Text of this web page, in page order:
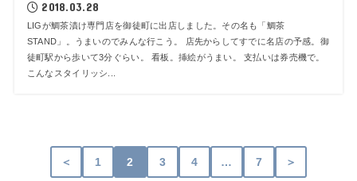
2018.03.28
LIGが鯛茶漬け専門店を御徒町に出店しました。その名も「鯛茶
STAND」。うまいのでみんな行こう。 店先からしてすでに名店の予感。御
徒町駅から歩いて3分ぐらい。 看板。挿絵がうまい。 支払いは券売機で。
こんなスタイリッシ...
＜ 1 2 3 4 … 7 ＞